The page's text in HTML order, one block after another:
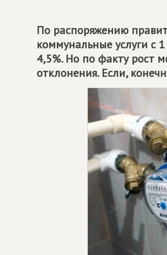
По распоряжению
коммунальные услуги с
4,5%. Но по факту рост
отклонения. Если,